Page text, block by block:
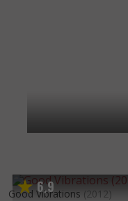
6,9
Good Vibrations (2012)